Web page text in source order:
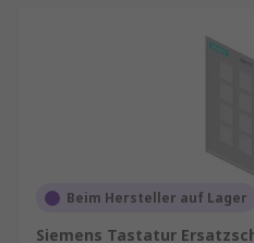
Beim Hersteller auf Lager
Siemens Tastatur